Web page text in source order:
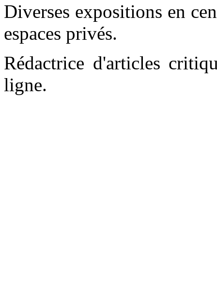
Diverses expositions en
espaces privés.
Rédactrice d'articles
ligne.